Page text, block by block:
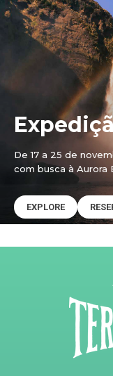
De 17 a 25 de
com busca à Aurora
EXPLORE